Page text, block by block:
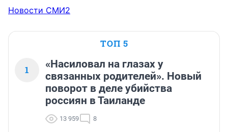
Новости СМИ2
ТОП 5
1
«Насиловал на глазах у
связанных родителей». Новый
поворот в деле убийства
россиян в Таиланде
13 959 8